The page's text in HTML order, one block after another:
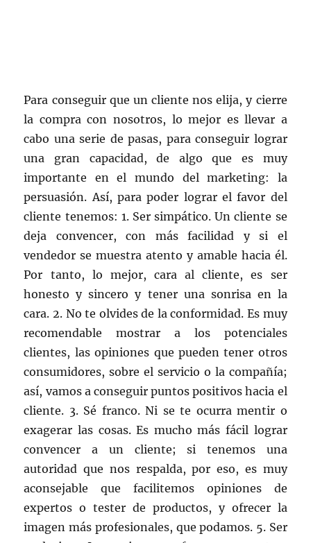
Para conseguir que un cliente nos elija, y cierre
la compra con nosotros, lo mejor es llevar a
cabo una serie de pasas, para conseguir lograr
una gran capacidad, de algo que es muy
importante en el mundo del marketing: la
persuasión. Así, para poder lograr el favor del
cliente tenemos: 1. Ser simpático. Un cliente se
deja convencer, con más facilidad y si el
vendedor se muestra atento y amable hacia él.
Por tanto, lo mejor, cara al cliente, es ser
honesto y sincero y tener una sonrisa en la
cara. 2. No te olvides de la conformidad. Es muy
recomendable mostrar a los potenciales
clientes, las opiniones que pueden tener otros
consumidores, sobre el servicio o la compañía;
así, vamos a conseguir puntos positivos hacia el
cliente. 3. Sé franco. Ni se te ocurra mentir o
exagerar las cosas. Es mucho más fácil lograr
convencer a un cliente; si tenemos una
autoridad que nos respalda, por eso, es muy
aconsejable que facilitemos opiniones de
expertos o tester de productos, y ofrecer la
imagen más profesionales, que podamos. 5. Ser